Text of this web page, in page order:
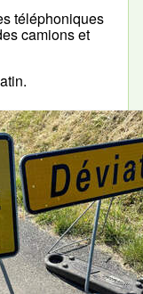
téléphoniques
camions et